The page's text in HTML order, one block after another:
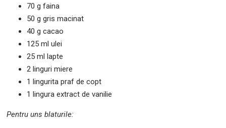
70 g faina
50 g gris macinat
40 g cacao
125 ml ulei
25 ml lapte
2 linguri miere
1 lingurita praf de copt
1 lingura extract de vanilie
Pentru uns blaturile: